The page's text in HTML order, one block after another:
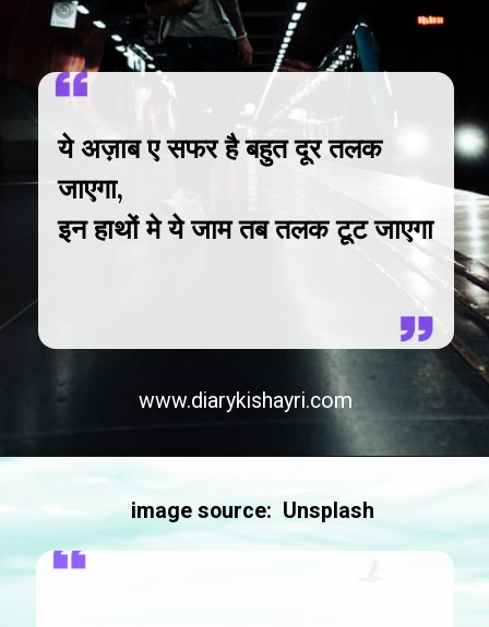
ये अज़ाब ए सफर है बहुत दूर तलक
जाएगा,
इन हाथों मे ये जाम तब तलक टूट जाएगा
www.diarykishayri.com
image source: Unsplash